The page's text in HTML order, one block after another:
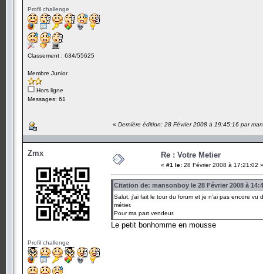
Profil challenge
Classement : 634/55625
Membre Junior
Hors ligne
Messages: 61
« Dernière édition: 28 Février 2008 à 19:45:16 par
Zmx
Profil challenge
Re : Votre Metier
« #1 le: 28 Février 2008 à 17:21:02 »
Citation de: mansonboy le 28 Février 2008 à
Salut, j'ai fait le tour du forum et je n'ai pas encore vu
métier.
Pour ma part vendeur.
Le petit bonhomme en mousse